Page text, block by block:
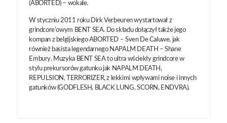
(ABORTED) – wokale.
W styczniu 2011 roku Dirk Verbeuren wystartował z
grindcore’owym BENT SEA. Do składu dołączył także jego
kompan z belgijskiego ABORTED – Sven De Caluwe, jak
również basista legendarnego NAPALM DEATH – Shane
Embury. Muzyka BENT SEA to ultra wściekły grindcore w
stylu prekursorów gatunku jak NAPALM DEATH,
REPULSION, TERRORIZER, z lekkimi wpływami noise i innych
gatunków (GODFLESH, BLACK LUNG, SCORN, ENDVRA).